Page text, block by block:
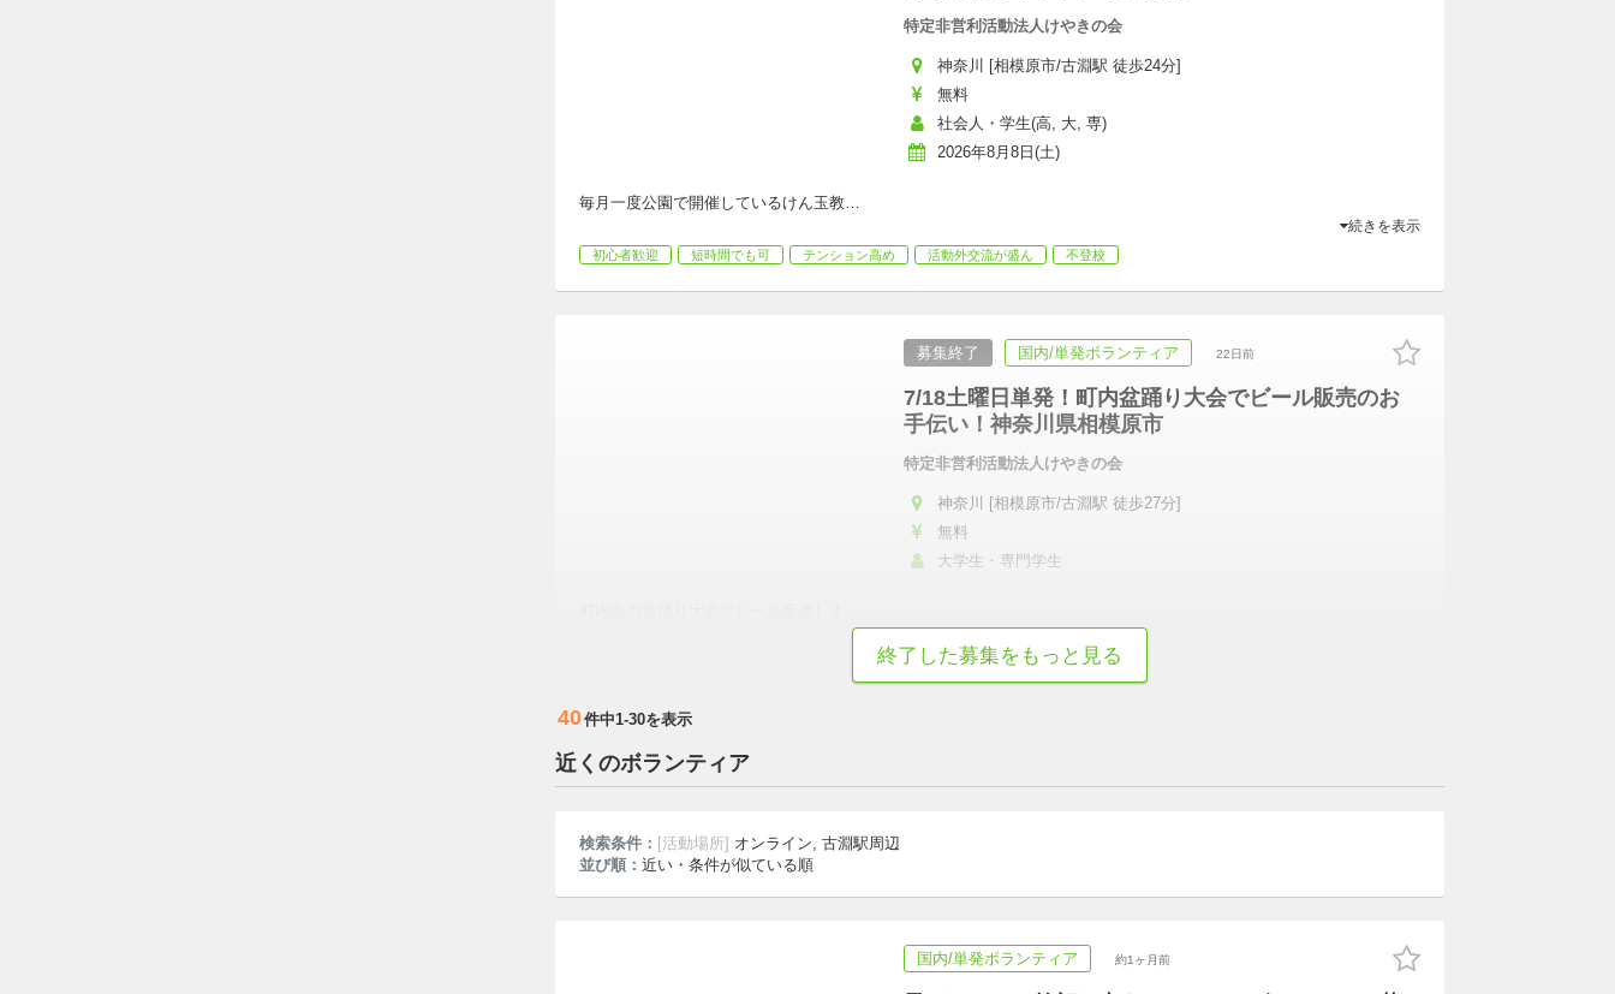
特定非営利活動法人けやきの会
神奈川 [相模原市/古淵駅 徒歩24分]
無料
社会人・学生(高, 大, 専)
2026年8月8日(土)
毎月一度公園で開催しているけん玉教…
続きを表示
初心者歓迎 短時間でも可 テンション高め 活動外交流が盛ん 不登校
募集終了 国内/単発ボランティア 22日前
7/18土曜日単発！町内盆踊り大会でビール販売のお
手伝い！神奈川県相模原市
特定非営利活動法人けやきの会
神奈川 [相模原市/古淵駅 徒歩27分]
無料
大学生・専門学生
マーケティング/SNS運用 高齢化社会
終了した募集をもっと見る
40件中1-30を表示
近くのボランティア
検索条件： [活動場所] オンライン, 古淵駅周辺
並び順： 近い・条件が似ている順
国内/単発ボランティア 約1ヶ月前